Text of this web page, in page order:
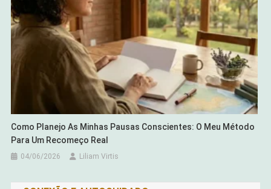
Como Planejo As Minhas Pausas Conscientes: O Meu Método
Para Um Recomeço Real
04/06/2026 Liliam Virtis